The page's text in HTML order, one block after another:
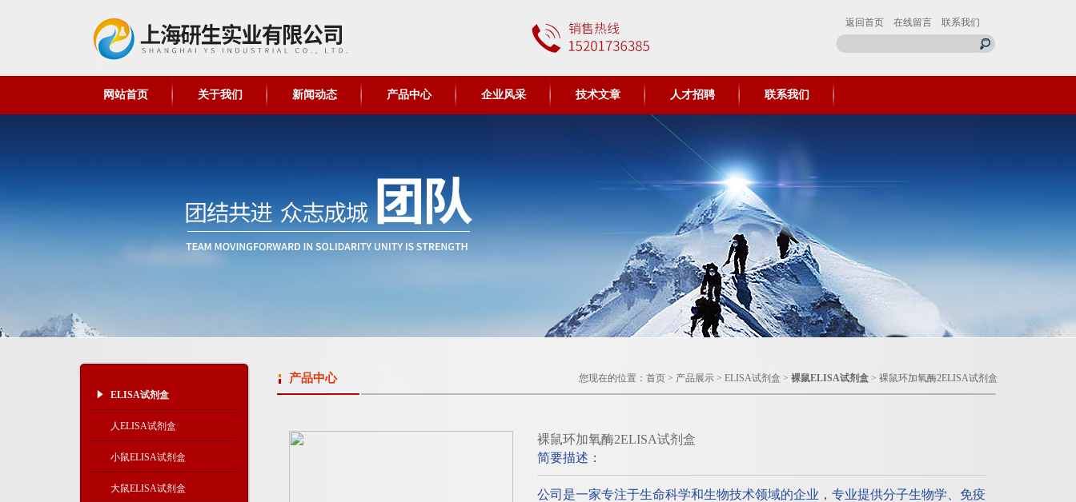
返回首页 在线留言 联系我们
网站首页 关于我们 新闻动态 产品中心 企业风采 技术文章 人才招聘 联系我们
ELISA试剂盒
人ELISA试剂盒
小鼠ELISA试剂盒
大鼠ELISA试剂盒
产品中心 您现在的位置： 首页 > 产品展示 > ELISA试剂盒 > 裸鼠ELISA试剂盒 > 裸鼠环加氧酶2ELISA试剂盒
裸鼠环加氧酶2ELISA试剂盒
简要描述：
公司是一家专注于生命科学和生物技术领域的企业，专业提供分子生物学、免疫